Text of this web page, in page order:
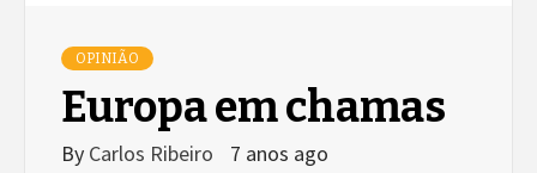
OPINIÃO
Europa em chamas
By Carlos Ribeiro 7 anos ago